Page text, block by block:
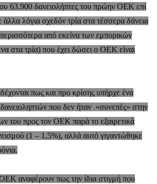
63.900 δανειολήπτες του πρώην ΟΕΚ επί
λόγια σχεδόν τρία στα τέσσερα δάνεια
από εκείνα των εμπορικών
στα τρία) που έχει δώσει ο ΟΕΚ είναι
πως και προ κρίσης υπήρχε ένα
που δεν ήταν «συνεπές» στην
του προς τον ΟΕΚ παρά το εξαιρετικά
(1 – 1,5%), αλλά αυτό γιγαντώθηκε
αναφέρουν πως την ίδια στιγμή που